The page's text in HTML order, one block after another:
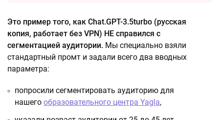
Это пример того, как Chat.GPT-3.5turbo (русская
копия, работает без VPN) НЕ справился с
сегментацией аудитории. Мы специально взяли
стандартный промт и задали всего два вводных
параметра:
попросили сегментировать аудиторию для
нашего образовательного центра Yagla,